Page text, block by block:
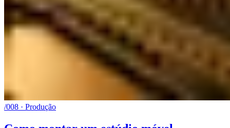
/008 · Produção